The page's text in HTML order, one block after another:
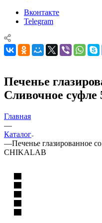
Вконтакте
Telegram
Печенье
Сливочное
Главная
—
Каталог
—Печенье глазированное
CHIKALAB